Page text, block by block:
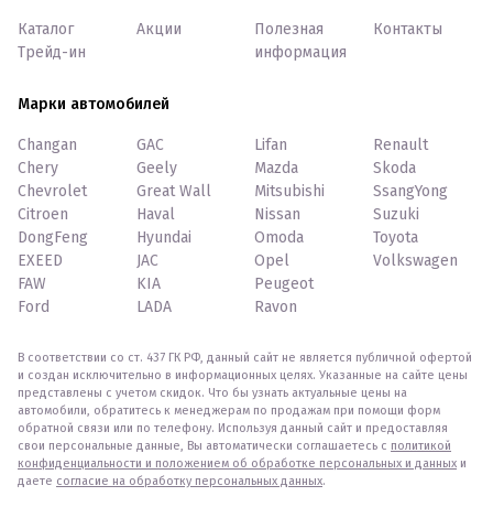
Каталог
Трейд-ин
Акции
Полезная
информация
Контакты
Марки автомобилей
Changan
Chery
Chevrolet
Citroen
DongFeng
EXEED
FAW
Ford
GAC
Geely
Great Wall
Haval
Hyundai
JAC
KIA
LADA
Lifan
Mazda
Mitsubishi
Nissan
Omoda
Opel
Peugeot
Ravon
Renault
Skoda
SsangYong
Suzuki
Toyota
Volkswagen
В соответствии со ст. 437 ГК РФ, данный сайт не является публичной офертой
и создан исключительно в информационных целях. Указанные на сайте цены
представлены с учетом скидок. Что бы узнать актуальные цены на
автомобили, обратитесь к менеджерам по продажам при помощи форм
обратной связи или по телефону. Используя данный сайт и предоставляя
свои персональные данные, Вы автоматически соглашаетесь с политикой
конфиденциальности и положением об обработке персональных и данных и
даете согласие на обработку персональных данных.